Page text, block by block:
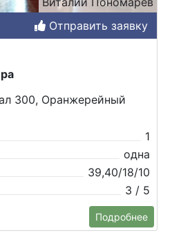
Отправить заявку
300, Оранжерейный
1
одна
39,40/18/10
3 / 5
Подробнее